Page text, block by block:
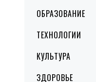
ОБРАЗОВАНИЕ
ТЕХНОЛОГИИ
КУЛЬТУРА
ЗДОРОВЬЕ